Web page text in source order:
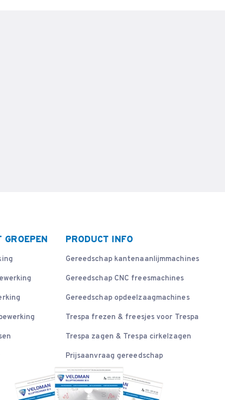
GROEPEN PRODUCT INFO
Gereedschap kantenaanlijmmachines
Gereedschap CNC freesmachines
Gereedschap opdeelzaagmachines
Trespa frezen & freesjes voor Trespa
Trespa zagen & Trespa cirkelzagen
Prijsaanvraag gereedschap